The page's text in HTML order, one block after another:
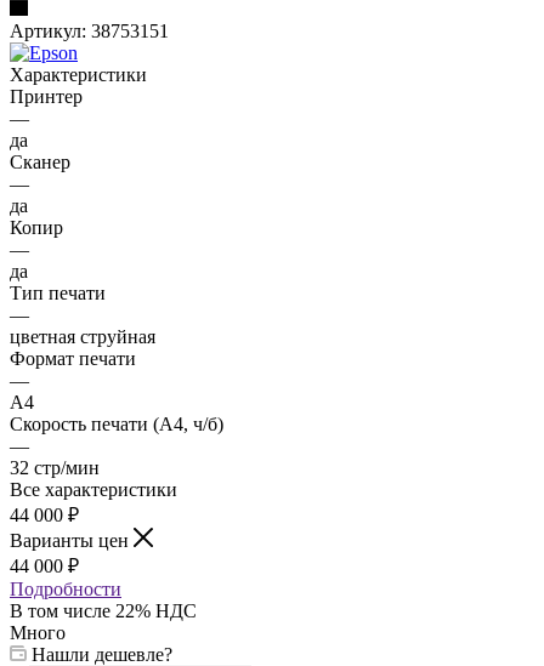
Артикул: 38753151
Характеристики
Принтер
—
да
Сканер
—
да
Копир
—
да
Тип печати
—
цветная струйная
Формат печати
—
A4
Скорость печати (А4, ч/б)
—
32 стр/мин
Все характеристики
44 000 ₽
Варианты цен
44 000 ₽
Подробности
В том числе 22% НДС
Много
Нашли дешевле?